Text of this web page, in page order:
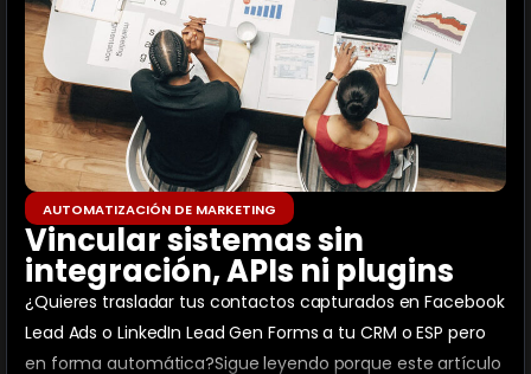
AUTOMATIZACIÓN DE MARKETING
Vincular sistemas sin
integración, APIs ni plugins
¿Quieres trasladar tus contactos capturados en Facebook
Lead Ads o LinkedIn Lead Gen Forms a tu CRM o ESP pero
en forma automática?Sigue leyendo porque este artículo